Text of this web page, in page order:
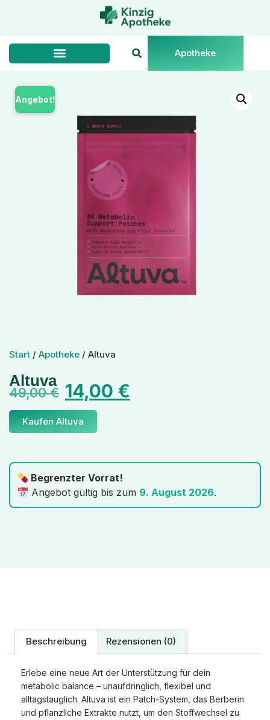
Apotheke
Angebot!
Start / Apotheke / Altuva
Altuva
49,00€ 14,00 €
Kaufen Altuva
Begrenzter Vorrat!
Angebot gültig bis zum 9. August 2026.
Beschreibung Rezensionen (0)
Erlebe eine neue Art der Unterstützung für dein
metabolic balance – unaufdringlich, flexibel und
alltagstauglich. Altuva ist ein Patch-System, das Berberin
und pflanzliche Extrakte nutzt, um den Stoffwechsel zu